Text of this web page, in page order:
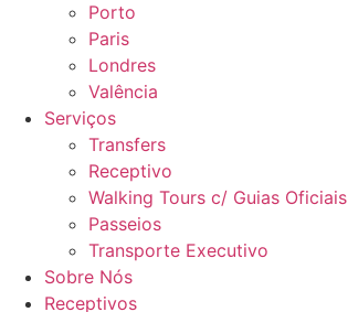
Porto
Paris
Londres
Valência
Serviços
Transfers
Receptivo
Walking Tours c/ Guias Oficiais
Passeios
Transporte Executivo
Sobre Nós
Receptivos